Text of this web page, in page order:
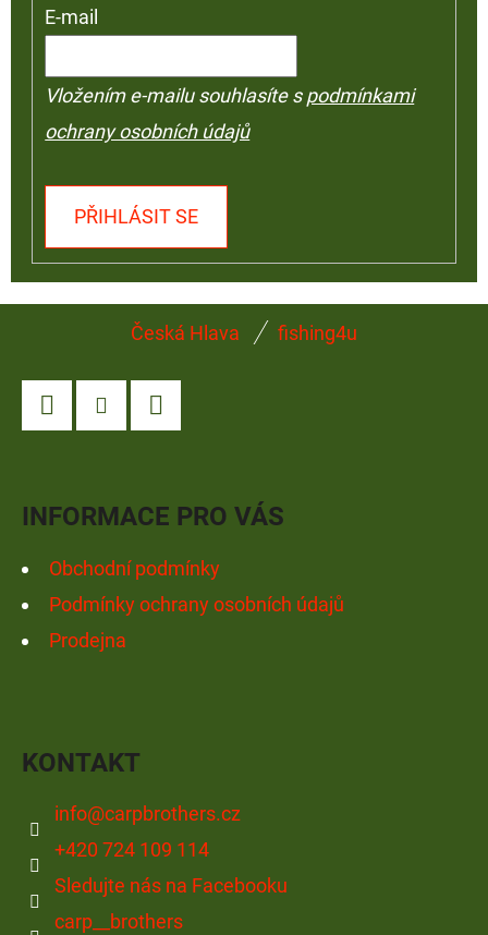
E-mail
Vložením e-mailu souhlasíte spodmínkami
ochrany osobních údajů
PŘIHLÁSIT SE
Česká Hlava fishing4u
INFORMACE PRO VÁS
Obchodní podmínky
Podmínky ochrany osobních údajů
Prodejna
KONTAKT
info@carpbrothers.cz
+420 724 109 114
Sledujte nás na Facebooku
carp__brothers